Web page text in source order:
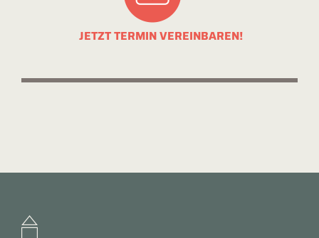
JETZT TERMIN VEREINBAREN!